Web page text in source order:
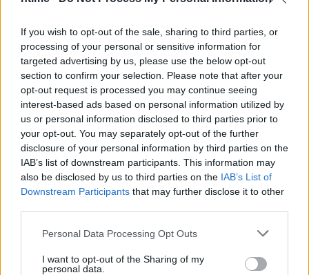
If you wish to opt-out of the sale, sharing to third parties, or
processing of your personal or sensitive information for
targeted advertising by us, please use the below opt-out
section to confirm your selection. Please note that after your
opt-out request is processed you may continue seeing
interest-based ads based on personal information utilized by
us or personal information disclosed to third parties prior to
your opt-out. You may separately opt-out of the further
disclosure of your personal information by third parties on the
IAB’s list of downstream participants. This information may
also be disclosed by us to third parties on the IAB’s List of
Downstream Participants that may further disclose it to other
Personal Data Processing Opt Outs
I want to opt-out of the Sharing of my
personal data.